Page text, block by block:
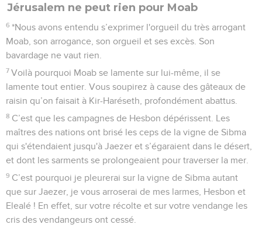
Jérusalem ne peut rien pour Moab
6 *Nous avons entendu s’exprimer l'orgueil du très arrogant
Moab, son arrogance, son orgueil et ses excès. Son
bavardage ne vaut rien.
7 Voilà pourquoi Moab se lamente sur lui-même, il se
lamente tout entier. Vous soupirez à cause des gâteaux de
raisin qu’on faisait à Kir-Haréseth, profondément abattus.
8 C’est que les campagnes de Hesbon dépérissent. Les
maîtres des nations ont brisé les ceps de la vigne de Sibma
qui s'étendaient jusqu'à Jaezer et s’égaraient dans le désert,
et dont les sarments se prolongeaient pour traverser la mer.
9 C’est pourquoi je pleurerai sur la vigne de Sibma autant
que sur Jaezer, je vous arroserai de mes larmes, Hesbon et
Elealé ! En effet, sur votre récolte et sur votre vendange les
cris des vendangeurs ont cessé.